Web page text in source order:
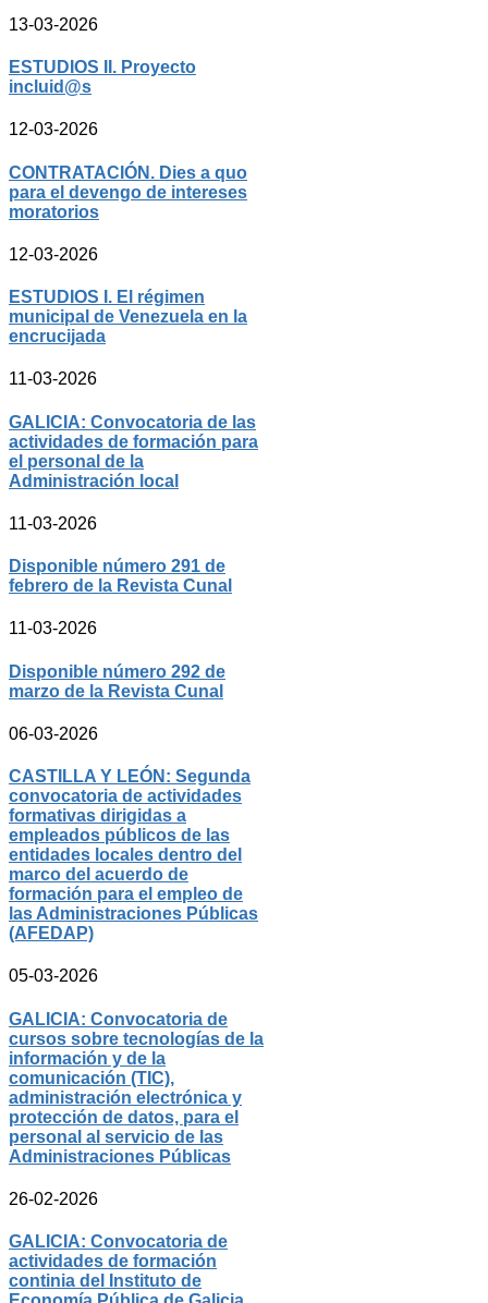
13-03-2026
ESTUDIOS II. Proyecto
incluid@s
12-03-2026
CONTRATACIÓN. Dies a quo
para el devengo de intereses
moratorios
12-03-2026
ESTUDIOS I. El régimen
municipal de Venezuela en la
encrucijada
11-03-2026
GALICIA: Convocatoria de las
actividades de formación para
el personal de la
Administración local
11-03-2026
Disponible número 291 de
febrero de la Revista Cunal
11-03-2026
Disponible número 292 de
marzo de la Revista Cunal
06-03-2026
CASTILLA Y LEÓN: Segunda
convocatoria de actividades
formativas dirigidas a
empleados públicos de las
entidades locales dentro del
marco del acuerdo de
formación para el empleo de
las Administraciones Públicas
(AFEDAP)
05-03-2026
GALICIA: Convocatoria de
cursos sobre tecnologías de la
información y de la
comunicación (TIC),
administración electrónica y
protección de datos, para el
personal al servicio de las
Administraciones Públicas
26-02-2026
GALICIA: Convocatoria de
actividades de formación
continia del Instituto de